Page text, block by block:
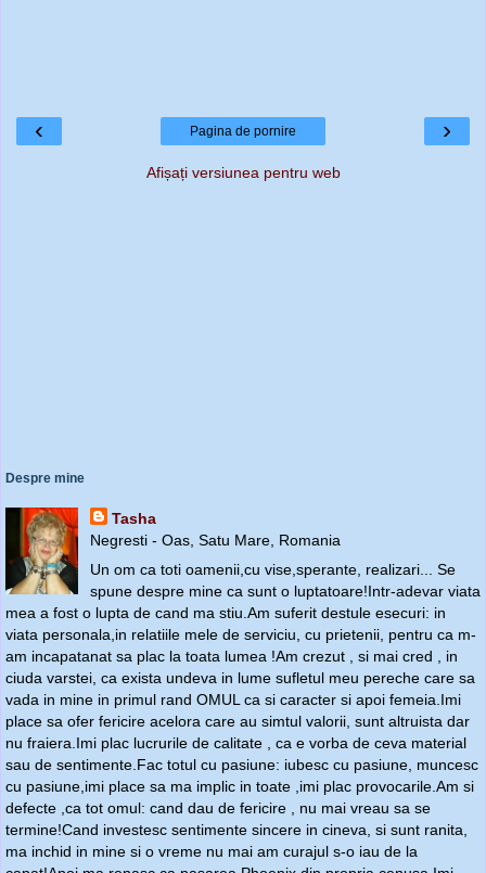
‹ ›
Pagina de pornire
Afișați versiunea pentru web
Despre mine
Tasha
Negresti - Oas, Satu Mare, Romania
Un om ca toti oamenii,cu vise,sperante, realizari... Se
spune despre mine ca sunt o luptatoare!Intr-adevar viata
mea a fost o lupta de cand ma stiu.Am suferit destule esecuri: in
viata personala,in relatiile mele de serviciu, cu prietenii, pentru ca m-
am incapatanat sa plac la toata lumea !Am crezut , si mai cred , in
ciuda varstei, ca exista undeva in lume sufletul meu pereche care sa
vada in mine in primul rand OMUL ca si caracter si apoi femeia.Imi
place sa ofer fericire acelora care au simtul valorii, sunt altruista dar
nu fraiera.Imi plac lucrurile de calitate , ca e vorba de ceva material
sau de sentimente.Fac totul cu pasiune: iubesc cu pasiune, muncesc
cu pasiune,imi place sa ma implic in toate ,imi plac provocarile.Am si
defecte ,ca tot omul: cand dau de fericire , nu mai vreau sa se
termine!Cand investesc sentimente sincere in cineva, si sunt ranita,
ma inchid in mine si o vreme nu mai am curajul s-o iau de la